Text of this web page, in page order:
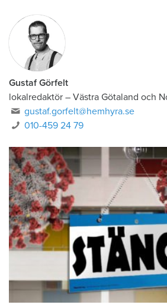
Gustaf Görfelt
lokalredaktör – Västra Götaland och
gustaf.gorfelt@hemhyra.se
010-459 24 79